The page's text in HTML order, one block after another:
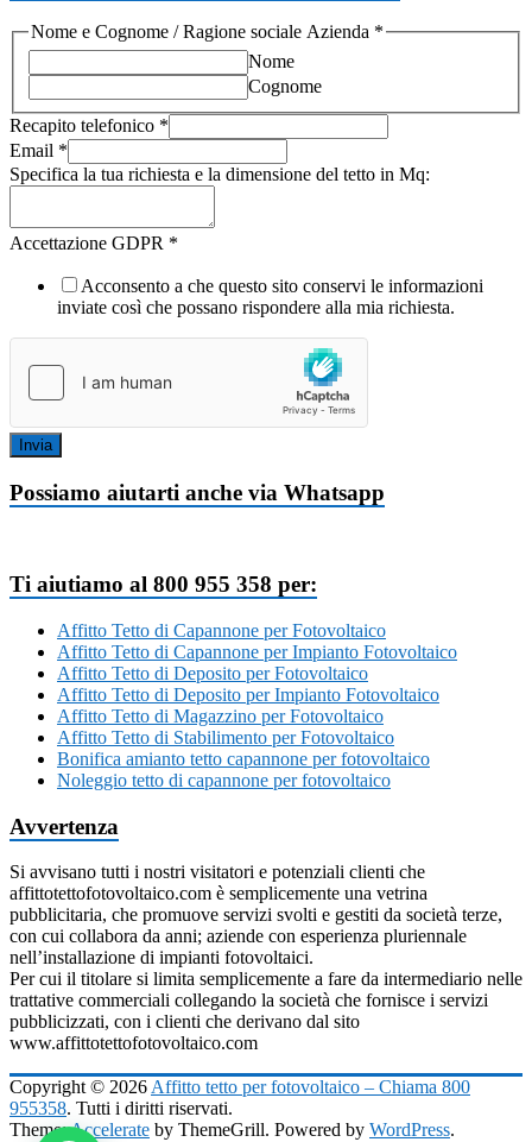
Nome e Cognome / Ragione sociale Azienda *
Nome
Cognome
Recapito telefonico *
Email *
Specifica la tua richiesta e la dimensione del tetto in Mq:
Accettazione GDPR *
Acconsento a che questo sito conservi le informazioni
inviate così che possano rispondere alla mia richiesta.
Invia
Possiamo aiutarti anche via Whatsapp
Ti aiutiamo al 800 955 358 per:
Affitto Tetto di Capannone per Fotovoltaico
Affitto Tetto di Capannone per Impianto Fotovoltaico
Affitto Tetto di Deposito per Fotovoltaico
Affitto Tetto di Deposito per Impianto Fotovoltaico
Affitto Tetto di Magazzino per Fotovoltaico
Affitto Tetto di Stabilimento per Fotovoltaico
Bonifica amianto tetto capannone per fotovoltaico
Noleggio tetto di capannone per fotovoltaico
Avvertenza
Si avvisano tutti i nostri visitatori e potenziali clienti che
affittotettofotovoltaico.com è semplicemente una vetrina
pubblicitaria, che promuove servizi svolti e gestiti da società terze,
con cui collabora da anni; aziende con esperienza pluriennale
nell’installazione di impianti fotovoltaici.
Per cui il titolare si limita semplicemente a fare da intermediario nelle
trattative commerciali collegando la società che fornisce i servizi
pubblicizzati, con i clienti che derivano dal sito
www.affittotettofotovoltaico.com
Copyright © 2026 Affitto tetto per fotovoltaico – Chiama 800
955358. Tutti i diritti riservati.
Theme:Accelerate by ThemeGrill. Powered by WordPress.